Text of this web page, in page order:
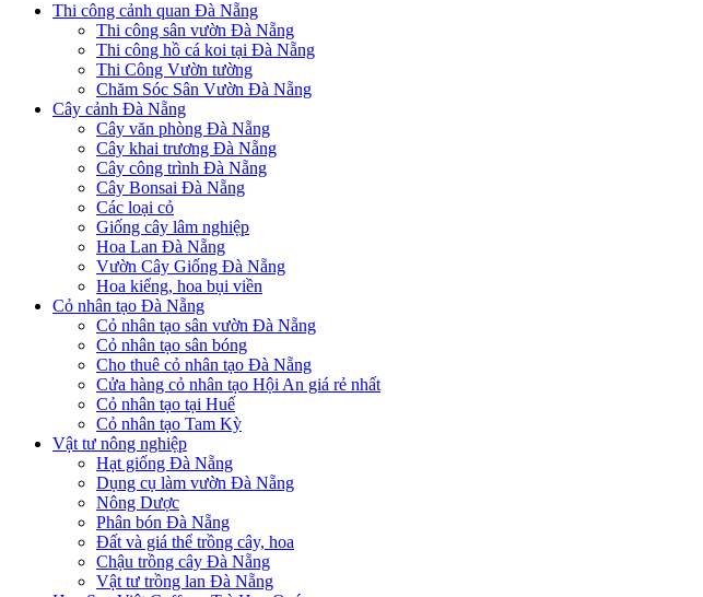
Thi công cảnh quan Đà Nẵng
Thi công sân vườn Đà Nẵng
Thi công hồ cá koi tại Đà Nẵng
Thi Công Vườn tường
Chăm Sóc Sân Vườn Đà Nẵng
Cây cảnh Đà Nẵng
Cây văn phòng Đà Nẵng
Cây khai trương Đà Nẵng
Cây công trình Đà Nẵng
Cây Bonsai Đà Nẵng
Các loại cỏ
Giống cây lâm nghiệp
Hoa Lan Đà Nẵng
Vườn Cây Giống Đà Nẵng
Hoa kiểng, hoa bụi viền
Cỏ nhân tạo Đà Nẵng
Cỏ nhân tạo sân vườn Đà Nẵng
Cỏ nhân tạo sân bóng
Cho thuê cỏ nhân tạo Đà Nẵng
Cửa hàng cỏ nhân tạo Hội An giá rẻ nhất
Cỏ nhân tạo tại Huế
Cỏ nhân tạo Tam Kỳ
Vật tư nông nghiệp
Hạt giống Đà Nẵng
Dụng cụ làm vườn Đà Nẵng
Nông Dược
Phân bón Đà Nẵng
Đất và giá thể trồng cây, hoa
Chậu trồng cây Đà Nẵng
Vật tư trồng lan Đà Nẵng